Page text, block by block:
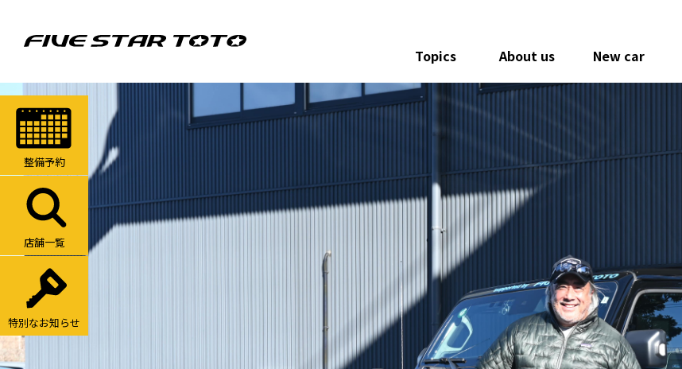
Topics About us New car
整備予約
店舗一覧
特別なお知らせ